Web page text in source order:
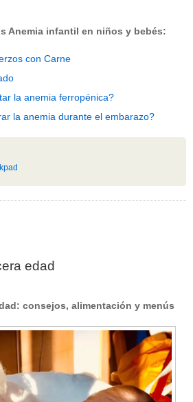
Anemia infantil en niños y bebés:
con Carne
la anemia ferropénica?
la anemia durante el embarazo?
edad
consejos, alimentación y menús